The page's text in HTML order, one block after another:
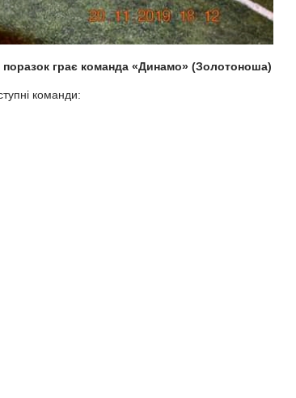
грає команда «Динамо» (Золотоноша)
команди: